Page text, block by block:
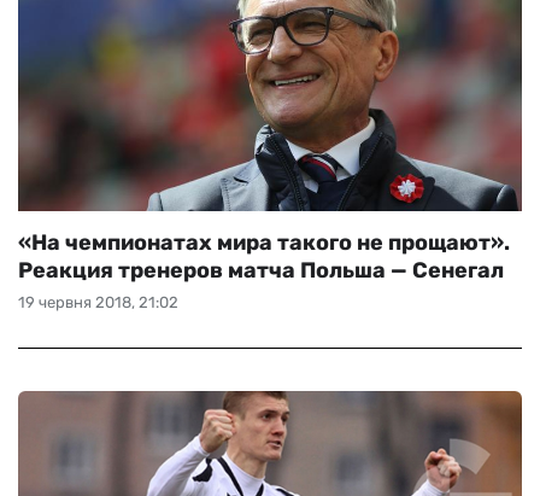
19 червня 2018, 21:02
«На чемпионатах мира такого не прощают».
Реакция тренеров матча Польша — Сенегал